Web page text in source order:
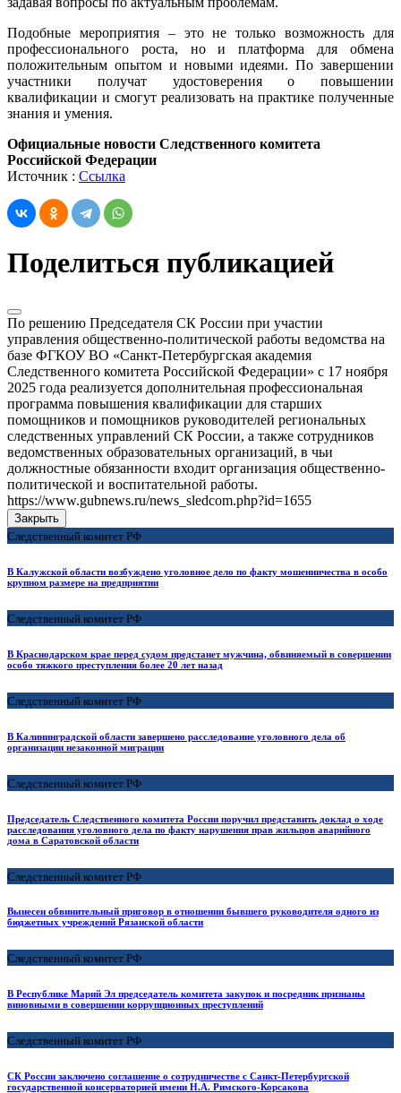
Подобные мероприятия – это не только возможность для
профессионального роста, но и платформа для обмена
положительным опытом и новыми идеями. По завершении
участники получат удостоверения о повышении
квалификации и смогут реализовать на практике полученные
знания и умения.
Официальные новости Следственного комитета
Российской Федерации
Источник : Ссылка
Поделиться публикацией
По решению Председателя СК России при участии
управления общественно-политической работы ведомства на
базе ФГКОУ ВО «Санкт-Петербургская академия
Следственного комитета Российской Федерации» с 17 ноября
2025 года реализуется дополнительная профессиональная
программа повышения квалификации для старших
помощников и помощников руководителей региональных
следственных управлений СК России, а также сотрудников
ведомственных образовательных организаций, в чьи
должностные обязанности входит организация общественно-
политической и воспитательной работы.
https://www.gubnews.ru/news_sledcom.php?id=1655
Закрыть
Следственный комитет РФ
В Калужской области возбуждено уголовное дело по факту мошенничества в особо
крупном размере на предприятии
Следственный комитет РФ
В Краснодарском крае перед судом предстанет мужчина, обвиняемый в совершении
особо тяжкого преступления более 20 лет назад
Следственный комитет РФ
В Калининградской области завершено расследование уголовного дела об
организации незаконной миграции
Следственный комитет РФ
Председатель Следственного комитета России поручил представить доклад о ходе
расследования уголовного дела по факту нарушения прав жильцов аварийного
дома в Саратовской области
Следственный комитет РФ
Вынесен обвинительный приговор в отношении бывшего руководителя одного из
бюджетных учреждений Рязанской области
Следственный комитет РФ
В Республике Марий Эл председатель комитета закупок и посредник признаны
виновными в совершении коррупционных преступлений
Следственный комитет РФ
СК России заключено соглашение о сотрудничестве с Санкт-Петербургской
государственной консерваторией имени Н.А. Римского-Корсакова